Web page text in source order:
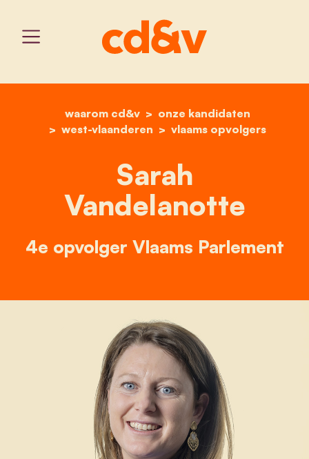
home
waarom cd&v
onze kandidaten
west-vlaanderen
vlaams opvolgers
sarah vandelanotte
Sarah
Vandelanotte
4e opvolger Vlaams Parlement